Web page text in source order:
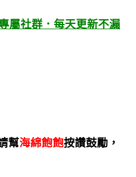
屬社群．每天更新不漏
幫海綿飽飽按讚鼓勵，